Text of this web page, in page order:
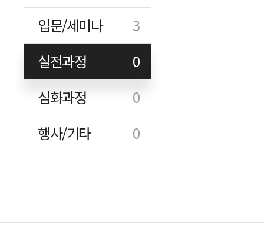
입문/세미나
3
실전과정
0
심화과정
0
행사/기타
0